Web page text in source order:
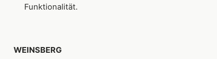
Funktionalität.
WEINSBERG